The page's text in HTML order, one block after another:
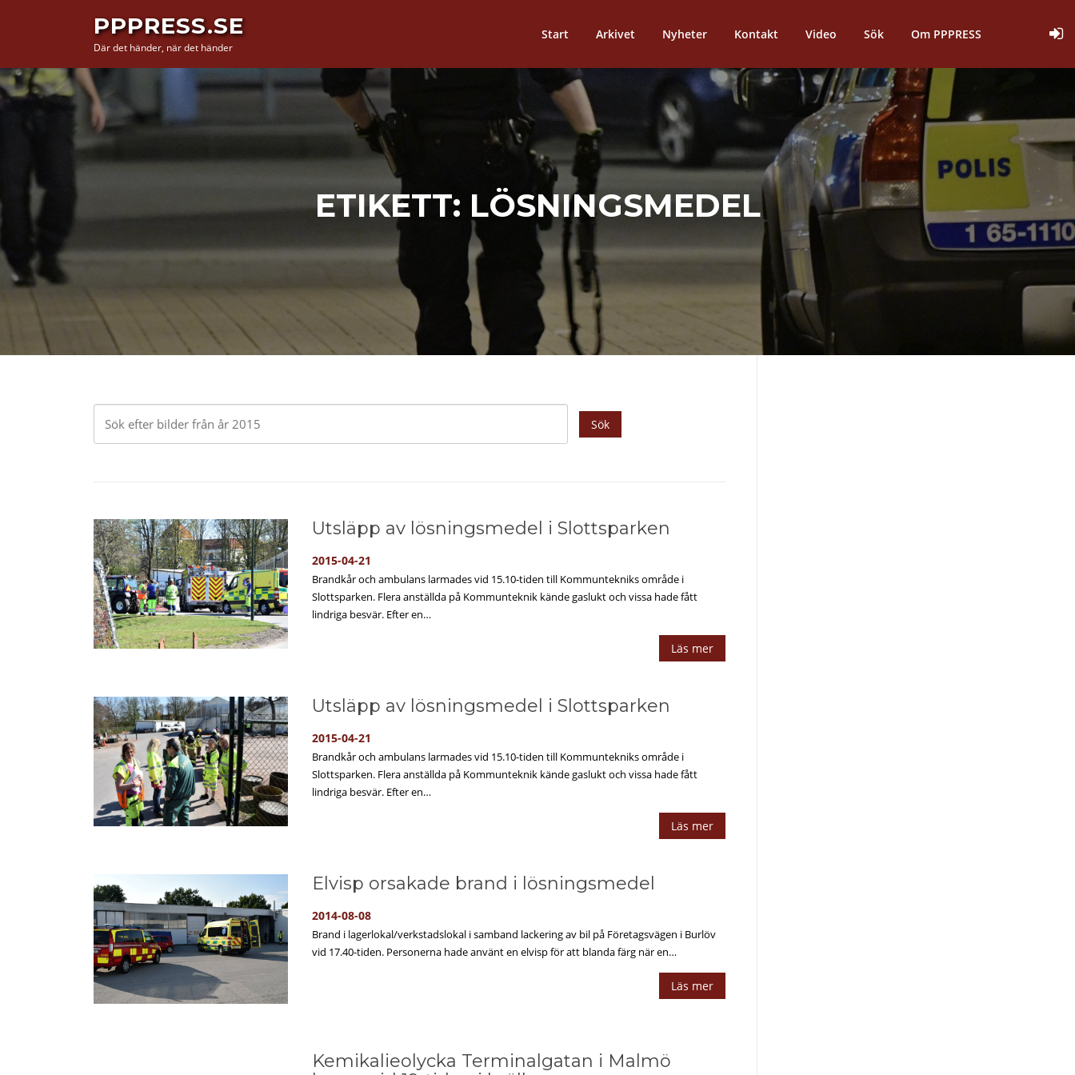
PPPRESS.SE
Där det händer, när det händer
Start Arkivet Nyheter Kontakt Video Sök Om PPPRESS
ETIKETT: LÖSNINGSMEDEL
Sök
Utsläpp av lösningsmedel i Slottsparken
2015-04-21
Brandkår och ambulans larmades vid 15.10-tiden till Kommuntekniks område i
Slottsparken. Flera anställda på Kommunteknik kände gaslukt och vissa hade fått
lindriga besvär. Efter en…
Läs mer
Utsläpp av lösningsmedel i Slottsparken
2015-04-21
Brandkår och ambulans larmades vid 15.10-tiden till Kommuntekniks område i
Slottsparken. Flera anställda på Kommunteknik kände gaslukt och vissa hade fått
lindriga besvär. Efter en…
Läs mer
Elvisp orsakade brand i lösningsmedel
2014-08-08
Brand i lagerlokal/verkstadslokal i samband lackering av bil på Företagsvägen i Burlöv
vid 17.40-tiden. Personerna hade använt en elvisp för att blanda färg när en…
Läs mer
Kemikalieolycka Terminalgatan i Malmö